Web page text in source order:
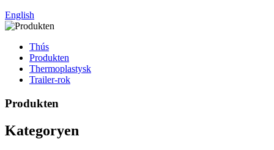
English
Thús
Produkten
Thermoplastysk
Trailer-rok
Produkten
Kategoryen